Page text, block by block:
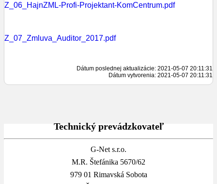
Z_06_HajnZML-Profi-Projektant-KomCentrum.pdf
Z_07_Zmluva_Auditor_2017.pdf
Dátum poslednej aktualizácie: 2021-05-07 20:11:31
Dátum vytvorenia: 2021-05-07 20:11:31
Technický prevádzkovateľ
G-Net s.r.o.
M.R. Štefánika 5670/62
979 01 Rimavská Sobota